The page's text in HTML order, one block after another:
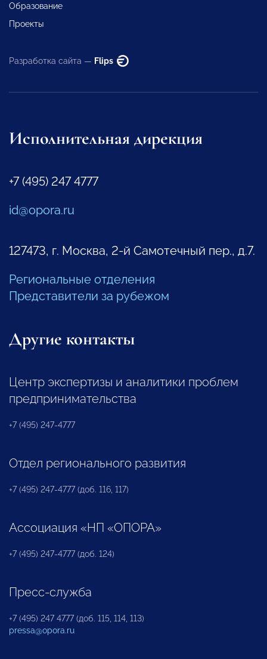
Образование
Проекты
Разработка сайта — Flips
Исполнительная дирекция
+7 (495) 247 4777
id@opora.ru
127473, г. Москва, 2-й Самотечный пер., д.7.
Региональные отделения
Представители за рубежом
Другие контакты
Центр экспертизы и аналитики проблем
предпринимательства
+7 (495) 247-4777
Отдел регионального развития
+7 (495) 247-4777 (доб. 116, 117)
Ассоциация «НП «ОПОРА»
+7 (495) 247-4777 (доб. 124)
Пресс-служба
+7 (495) 247 4777 (доб. 115, 114, 113)
pressa@opora.ru